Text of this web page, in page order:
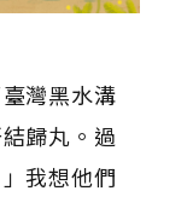
灣黑水溝
歸丸。過
我想他們